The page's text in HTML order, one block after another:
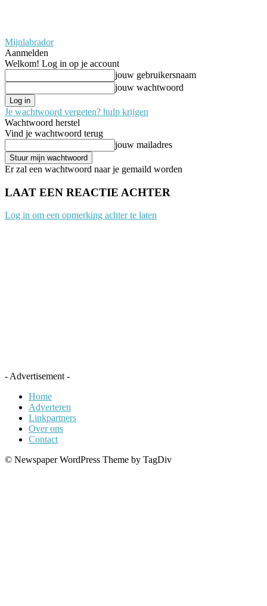
Mijnlabrador
Aanmelden
Welkom! Log in op je account
jouw gebruikersnaam
jouw wachtwoord
Je wachtwoord vergeten? hulp krijgen
Wachtwoord herstel
Vind je wachtwoord terug
jouw mailadres
Er zal een wachtwoord naar je gemaild worden
LAAT EEN REACTIE ACHTER
Log in om een opmerking achter te laten
- Advertisement -
Home
Adverteren
Linkpartners
Over ons
Contact
© Newspaper WordPress Theme by TagDiv